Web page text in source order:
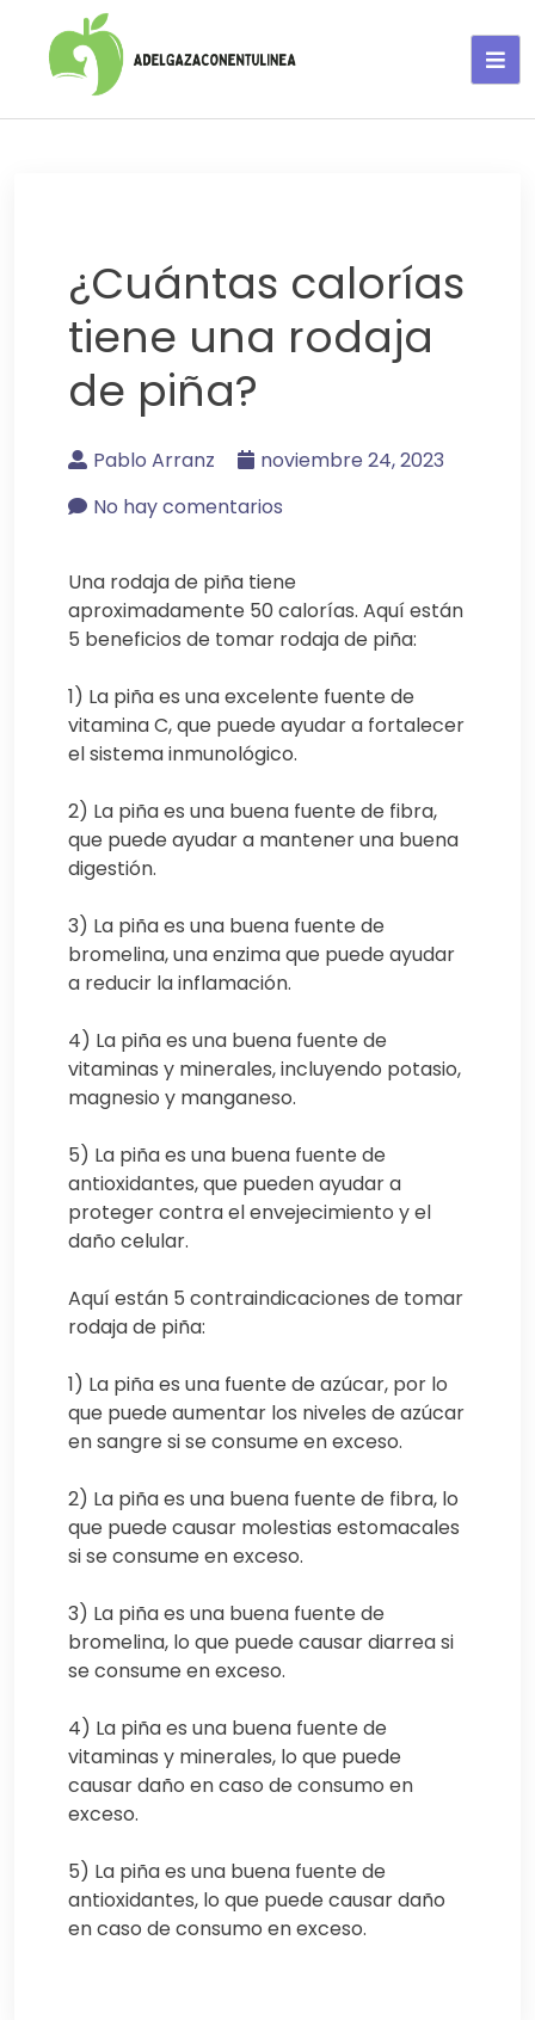
¿Cuántas calorías
tiene una rodaja
de piña?
Pablo Arranz
noviembre 24, 2023
No hay comentarios
Una rodaja de piña tiene
aproximadamente 50 calorías. Aquí están
5 beneficios de tomar rodaja de piña:
1) La piña es una excelente fuente de
vitamina C, que puede ayudar a fortalecer
el sistema inmunológico.
2) La piña es una buena fuente de fibra,
que puede ayudar a mantener una buena
digestión.
3) La piña es una buena fuente de
bromelina, una enzima que puede ayudar
a reducir la inflamación.
4) La piña es una buena fuente de
vitaminas y minerales, incluyendo potasio,
magnesio y manganeso.
5) La piña es una buena fuente de
antioxidantes, que pueden ayudar a
proteger contra el envejecimiento y el
daño celular.
Aquí están 5 contraindicaciones de tomar
rodaja de piña:
1) La piña es una fuente de azúcar, por lo
que puede aumentar los niveles de azúcar
en sangre si se consume en exceso.
2) La piña es una buena fuente de fibra, lo
que puede causar molestias estomacales
si se consume en exceso.
3) La piña es una buena fuente de
bromelina, lo que puede causar diarrea si
se consume en exceso.
4) La piña es una buena fuente de
vitaminas y minerales, lo que puede
causar daño en caso de consumo en
exceso.
5) La piña es una buena fuente de
antioxidantes, lo que puede causar daño
en caso de consumo en exceso.